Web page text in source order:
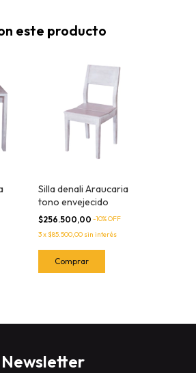
este producto
Silla denali Araucaria
tono envejecido
$256.500,00-10% OFF
3x$85.500,00 sin interés
Newsletter